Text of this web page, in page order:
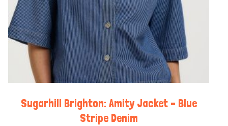
Sugarhill Brighton: Amity Jacket – Blue
Stripe Denim